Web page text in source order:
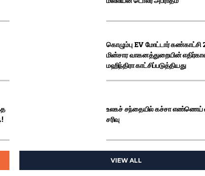
முக்கிய அறிவிப்புகொழும்பு EV மோட்டார்
மின்சார வாகனத்துறையின்
மஹிந்திரா காட்சிப்படுத்தியது
உலகச் சந்தையில் கச்சா எண்ணெய்
சரிவு
VIEW ALL